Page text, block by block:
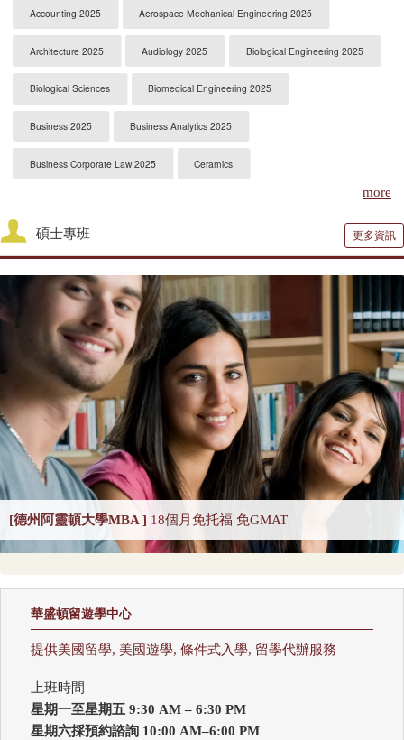
Accounting 2025 Aerospace Mechanical Engineering 2025
Architecture 2025 Audiology 2025 Biological Engineering 2025
Biological Sciences Biomedical Engineering 2025
Business 2025 Business Analytics 2025
Business Corporate Law 2025 Ceramics
Civil Engineering 2025
Computer Engineering 2025 Computer Science 2025
Constitutional Law 2025 Contracts & Commercial Law 2025
Criminal Law 2025 Criminology CS-Artificial Intelligence 2025
CS-Programming Language 2025 CS-Systems 2025
CS-Theory 2025 Curriculum and Instruction 2025
Digital Librarianship DNP Nurse Practitioner-Pediatric Acute Care
DNP Nurse Practitioner-Pediatric Primary Care
DNP Nurse Practitioner-Psychiatric Mental Health A Earth Sciences 2025
Educational Administration 2025
Electrical Engineering 2025 Elementary Teacher Education 2025
EMBA 2025
Entrepreneurship 2025 Environmental Environmental Health 2025
more
碩士專班 更多資訊
[德州阿靈頓大學MBA ] 18個月免托福 免GMAT
華盛頓留遊學中心
提供美國留學, 美國遊學, 條件式入學, 留學代辦服務
上班時間
星期一至星期五 9:30 AM – 6:30 PM
星期六採預約諮詢 10:00 AM–6:00 PM